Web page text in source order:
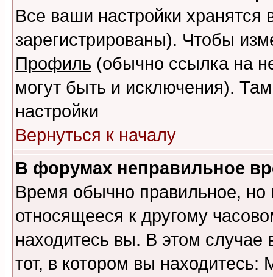
Все ваши настройки
зарегистрированы). Чтобы
Профиль (обычно ссылка на
могут быть и исключения).
настройки
Вернуться к началу
В форумах неправильное
Время обычно правильное,
относящееся к другому
находитесь вы. В этом
тот, в котором вы